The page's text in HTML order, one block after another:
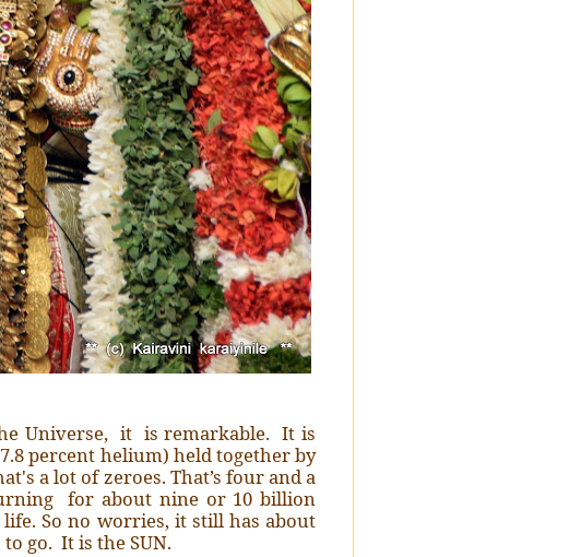
Universe, it is remarkable. It is
percent helium) held together by
a lot of zeroes. That’s four and a
for about nine or 10 billion
So no worries, it still has about
go. It is the SUN.